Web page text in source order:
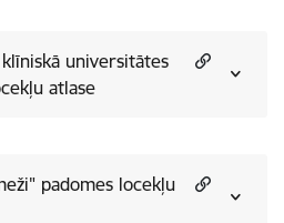
universitātes
atlase
padomes locekļu